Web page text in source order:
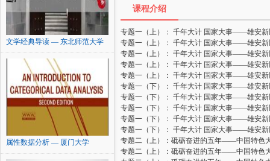
文学经典导读 — 东北师范大学
属性数据分析 — 厦门大学
课程介绍
专题一（上）： 千年大计 国家大事——雄安新
专题一（上）： 千年大计 国家大事——雄安新
专题一（上）： 千年大计 国家大事——雄安新
专题一（上）： 千年大计 国家大事——雄安新
专题一（上）： 千年大计 国家大事——雄安新
专题一（下）： 千年大计 国家大事——雄安新
专题一（下）： 千年大计 国家大事——雄安新
专题一（下）： 千年大计 国家大事——雄安新
专题一（下）： 千年大计 国家大事——雄安新
专题一（下）： 千年大计 国家大事——雄安新
专题二（上）：砥砺奋进的五年——中国特色
专题二（上）：砥砺奋进的五年——中国特色